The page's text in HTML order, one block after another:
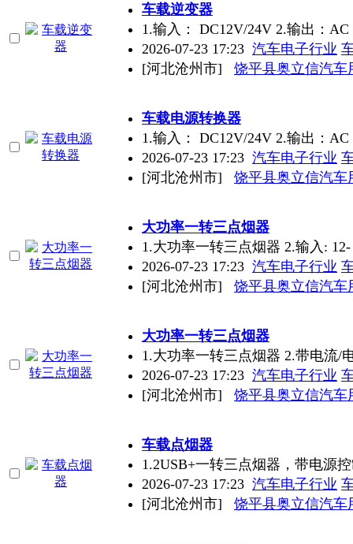
车载逆变器
1.输入： DC12V/24V 2.输出：AC
2026-07-23 17:23 汽车电子行业
[河北沧州市]
饶平县奥立信汽车
车载电源转换器
1.输入： DC12V/24V 2.输出：AC
2026-07-23 17:23 汽车电子行业
[河北沧州市]
饶平县奥立信汽车
大功率一转三点烟器
1.大功率一转三点烟器 2.输入: 12-
2026-07-23 17:23 汽车电子行业
[河北沧州市]
饶平县奥立信汽车
大功率一转三点烟器
1.大功率一转三点烟器 2.带电流/
2026-07-23 17:23 汽车电子行业
[河北沧州市]
饶平县奥立信汽车
车载点烟器
1.2USB+一转三点烟器，带电源
2026-07-23 17:23 汽车电子行业
[河北沧州市]
饶平县奥立信汽车